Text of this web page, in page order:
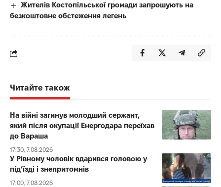
Жителів Костопільської громади запрошують на
безкоштовне обстеження легень
Читайте також
На війні загинув молодший сержант,
який після окупації Енергодара переїхав
до Вараша
17:30, 7.08.2026
У Рівному чоловік вдарився головою у
під’їзді і знепритомнів
17:00, 7.08.2026